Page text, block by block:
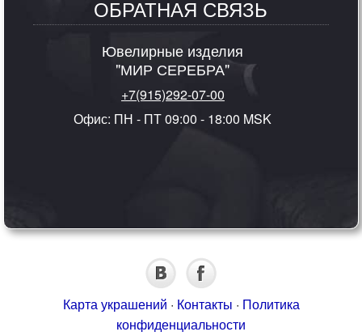
ОБРАТНАЯ СВЯЗЬ
Ювелирные изделия
"МИР СЕРЕБРА"
+7(915)292-07-00
Офис: ПН - ПТ 09:00 - 18:00 MSK
Карта украшений · Контакты · Политика
конфиденциальности